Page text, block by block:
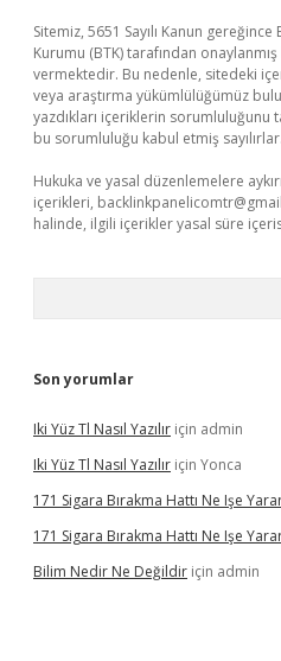
Sitemiz, 5651 Sayılı Kanun
Kurumu (BTK) tarafından
vermektedir. Bu nedenle, sitedeki
veya araştırma yükümlülüğümüz
yazdıkları içeriklerin sorumluluğunu
bu sorumluluğu kabul etmiş sayılırlar.
Hukuka ve yasal düzenlemelere
içerikleri,
halinde, ilgili içerikler yasal süre
Son yorumlar
Iki Yüz Tl Nasıl Yazılır için admin
Iki Yüz Tl Nasıl Yazılır için Yonca
171 Sigara Bırakma Hattı Ne Işe
171 Sigara Bırakma Hattı Ne Işe
Bilim Nedir Ne Değildir için admin